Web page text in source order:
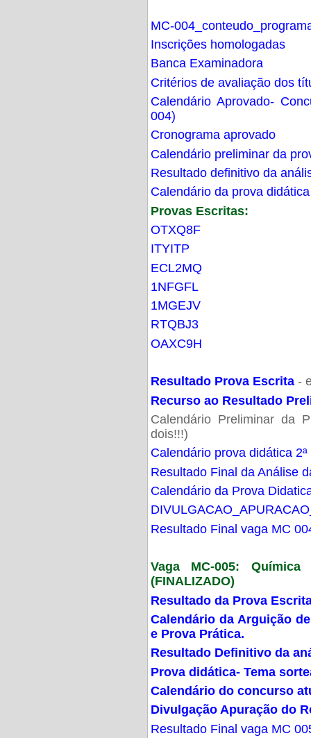
MC-
Inscrições homologadas
Banca Examinadora
Critérios de avaliação dos
Calendário Aprovado-
004)
Cronograma aprovado
Calendário preliminar da
Resultado definitivo da
Calendário da prova didática
Provas Escritas:
OTXQ8F
ITYITP
ECL2MQ
1NFGFL
1MGEJV
RTQBJ3
OAXC9H
Resultado Prova Escrita -
Recurso ao Resultado
Calendário Preliminar da
dois!!!)
Calendário prova didática
Resultado Final da Análise
Calendário da Prova
Resultado Final vaga MC
Vaga MC-005:
(FINALIZADO)
Resultado da Prova
Calendário da Arguição
e Prova Prática.
Resultado Definitivo da
Prova didática- Tema
Calendário do concurso
Divulgação Apuração do
Resultado Final vaga MC